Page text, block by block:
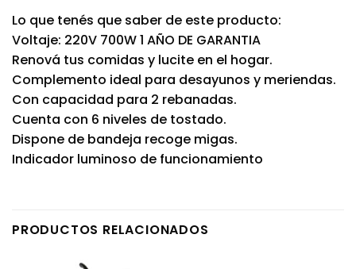
Lo que tenés que saber de este producto:
Voltaje: 220V 700W 1 AÑO DE GARANTIA
Renová tus comidas y lucite en el hogar.
Complemento ideal para desayunos y meriendas.
Con capacidad para 2 rebanadas.
Cuenta con 6 niveles de tostado.
Dispone de bandeja recoge migas.
Indicador luminoso de funcionamiento
PRODUCTOS RELACIONADOS